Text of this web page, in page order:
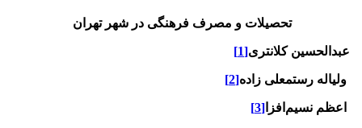
تحصیلات و مصرف فرهنگی در شهر تهران
عبدالحسین کلانتری[1]
ولیاله رستمعلی زاده[2]
اعظم نسیم‌افزا [3]